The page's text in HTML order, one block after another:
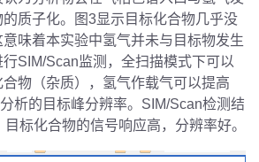
质子化。图3显示目标化合物几乎没
味着本实验中氢气并未与目标物发生
SIM/Scan监测，全扫描模式下可以
物（杂质），氢气作载气可以提高
析的目标峰分辨率。SIM/Scan检测结
标化合物的信号响应高，分辨率好。